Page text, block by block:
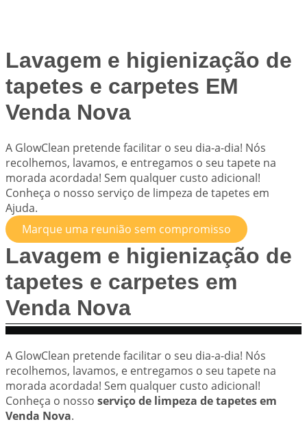
Lavagem e higienização de
tapetes e carpetes EM
Venda Nova
A GlowClean pretende facilitar o seu dia-a-dia! Nós
recolhemos, lavamos, e entregamos o seu tapete na
morada acordada! Sem qualquer custo adicional!
Conheça o nosso serviço de limpeza de tapetes em
Ajuda.
Marque uma reunião sem compromisso
Lavagem e higienização de
tapetes e carpetes em
Venda Nova
A GlowClean pretende facilitar o seu dia-a-dia! Nós
recolhemos, lavamos, e entregamos o seu tapete na
morada acordada! Sem qualquer custo adicional!
Conheça o nosso serviço de limpeza de tapetes em
Venda Nova.